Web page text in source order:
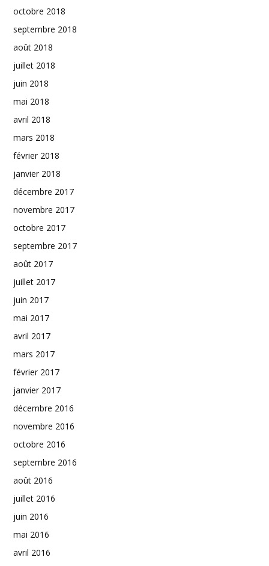
octobre 2018
septembre 2018
août 2018
juillet 2018
juin 2018
mai 2018
avril 2018
mars 2018
février 2018
janvier 2018
décembre 2017
novembre 2017
octobre 2017
septembre 2017
août 2017
juillet 2017
juin 2017
mai 2017
avril 2017
mars 2017
février 2017
janvier 2017
décembre 2016
novembre 2016
octobre 2016
septembre 2016
août 2016
juillet 2016
juin 2016
mai 2016
avril 2016